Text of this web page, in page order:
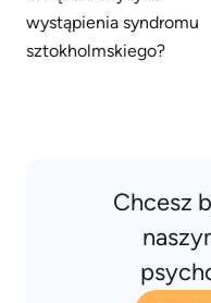
Chcesz